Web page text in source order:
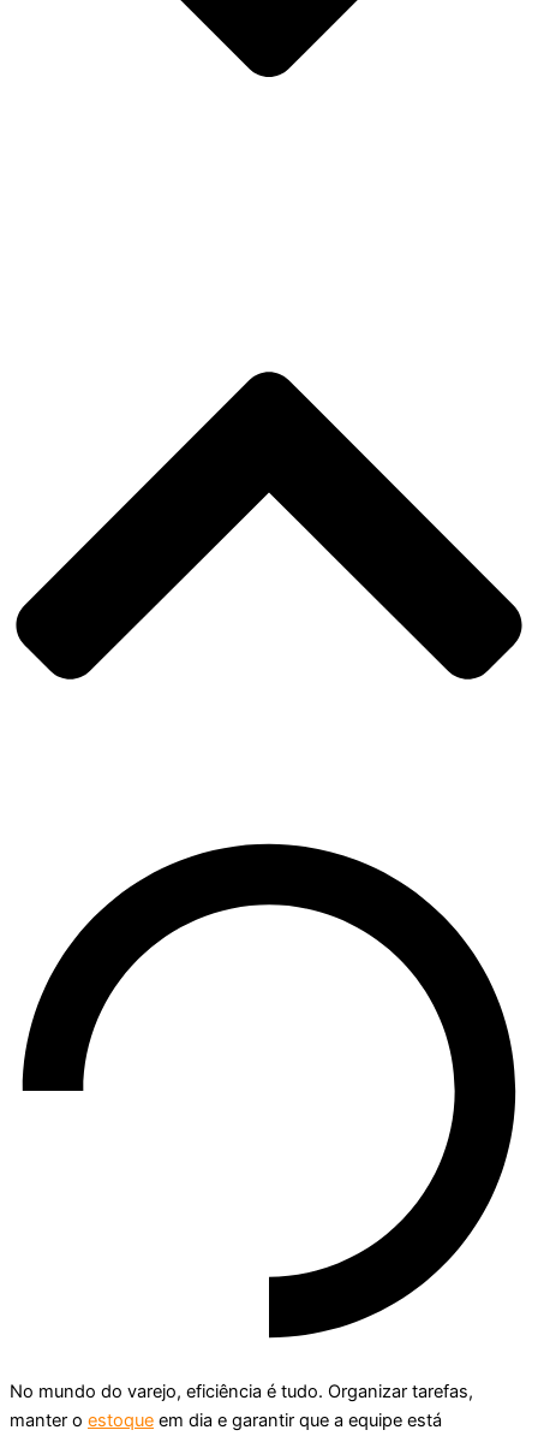
No mundo do varejo, eficiência é tudo. Organizar tarefas,
manter o estoque em dia e garantir que a equipe está